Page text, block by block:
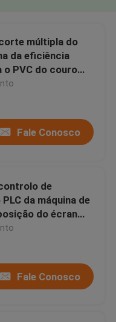
múltipla do
da eficiência
o PVC do couro
Fale Conosco
de
da máquina de
do écran
o pano de couro
Fale Conosco